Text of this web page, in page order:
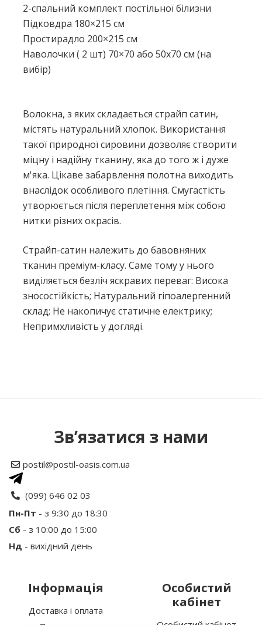
2-спальний комплект постільної білизни
Підковдра 180×215 см
Простирадло 200×215 см
Наволочки ( 2 шт) 70×70 або 50х70 см (на
вибір)
Волокна, з яких складається страйп сатин,
містять натуральний хлопок. Використання
такої природної сировини дозволяє створити
міцну і надійну тканину, яка до того ж і дуже
м'яка. Цікаве забарвлення полотна виходить
внаслідок особливого плетіння. Смугастість
утворюється після переплетення між собою
нитки різних окрасів.
Страйп-сатин належить до бавовняних
тканин преміум-класу. Саме тому у нього
виділяється безліч яскравих переваг: Висока
зносостійкість; Натуральний гіпоалергенний
склад; Не накопичує статичне електрику;
Непримхливість у догляді.
Рейтинг
Ваш відгук
Зв’язатися з нами
postil@postil-oasis.com.ua
(099) 646 02 03
Пн-Пт - з 9:30 до 18:30
Сб - з 10:00 до 15:00
Нд - вихідний день
Інформація
Доставка і оплата
Особистий
кабінет